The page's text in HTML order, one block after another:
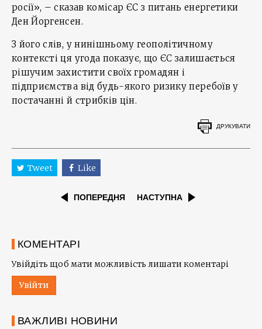
росії», – сказав комісар ЄС з питань енергетики
Ден Йоргенсен.
З його слів, у нинішньому геополітичному
контексті ця угода показує, що ЄС залишається
рішучим захистити своїх громадян і
підприємства від будь-якого ризику перебоїв у
постачанні й стрибків цін.
ДРУКУВАТИ
Tweet Like
ПОПЕРЕДНЯ НАСТУПНА
КОМЕНТАРІ
Увійдіть щоб мати можливість лишати коментарі
Увійти
ВАЖЛИВІ НОВИНИ